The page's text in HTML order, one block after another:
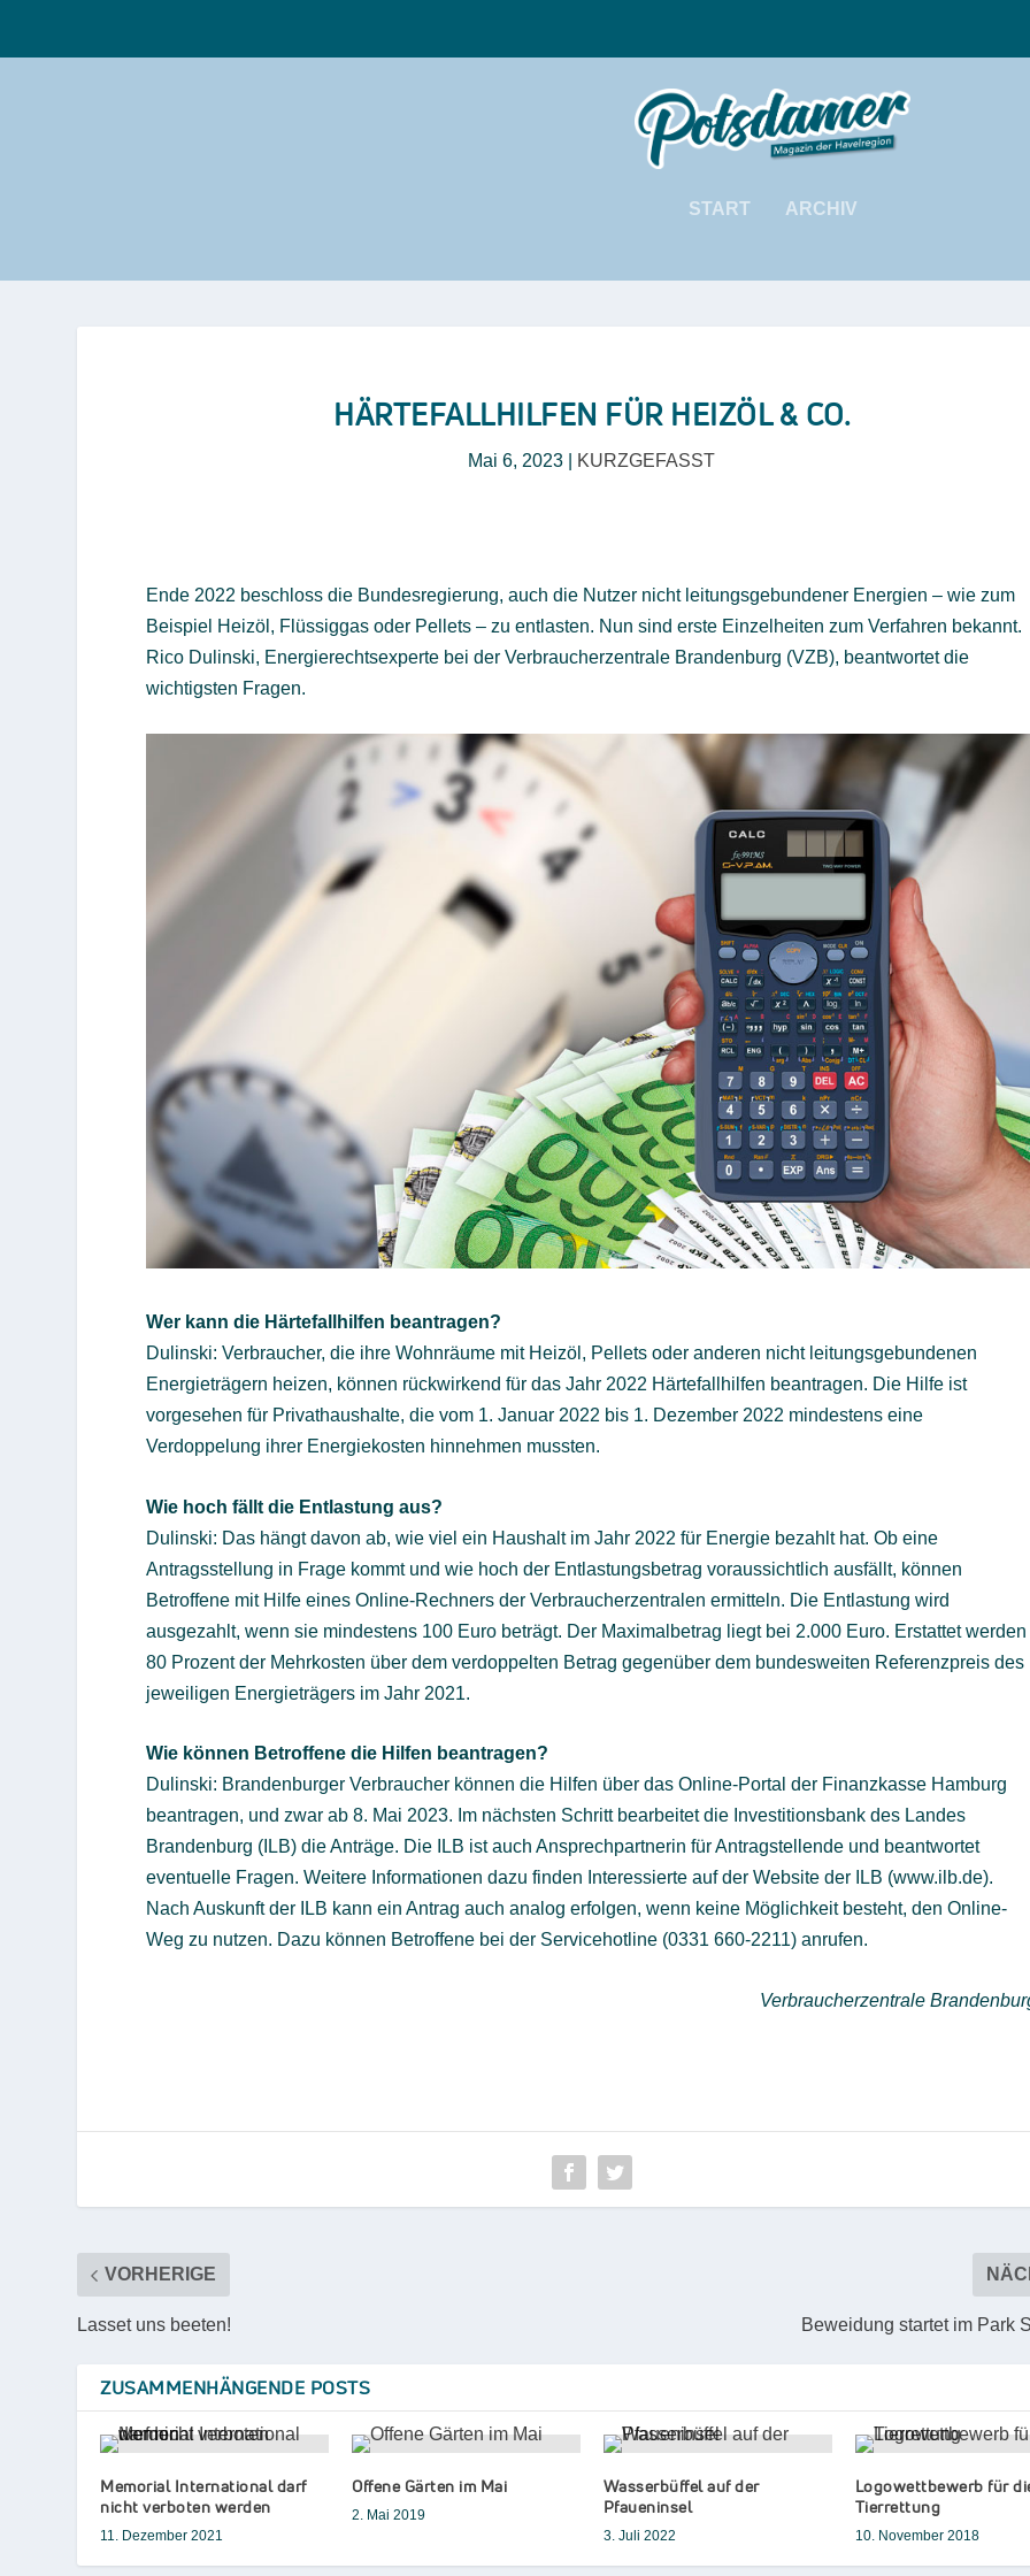
START ARCHIV
HÄRTEFALLHILFEN FÜR HEIZÖL & CO.
Mai 6, 2023 KURZGEFASST
Ende 2022 beschloss die Bundesregierung, auch die Nutzer nicht leitungsgebundener Energien – wie zum
Beispiel Heizöl, Flüssiggas oder Pellets – zu entlasten. Nun sind erste Einzelheiten zum Verfahren bekannt.
Rico Dulinski, Energierechtsexperte bei der Verbraucherzentrale Brandenburg (VZB), beantwortet die
wichtigsten Fragen.
Wer kann die Härtefallhilfen beantragen?
Dulinski: Verbraucher, die ihre Wohnräume mit Heizöl, Pellets oder anderen nicht leitungsgebundenen
Energieträgern heizen, können rückwirkend für das Jahr 2022 Härtefallhilfen beantragen. Die Hilfe ist
vorgesehen für Privathaushalte, die vom 1. Januar 2022 bis 1. Dezember 2022 mindestens eine
Verdoppelung ihrer Energiekosten hinnehmen mussten.
Wie hoch fällt die Entlastung aus?
Dulinski: Das hängt davon ab, wie viel ein Haushalt im Jahr 2022 für Energie bezahlt hat. Ob eine
Antragsstellung in Frage kommt und wie hoch der Entlastungsbetrag voraussichtlich ausfällt, können
Betroffene mit Hilfe eines Online-Rechners der Verbraucherzentralen ermitteln. Die Entlastung wird
ausgezahlt, wenn sie mindestens 100 Euro beträgt. Der Maximalbetrag liegt bei 2.000 Euro. Erstattet werden
80 Prozent der Mehrkosten über dem verdoppelten Betrag gegenüber dem bundesweiten Referenzpreis des
jeweiligen Energieträgers im Jahr 2021.
Wie können Betroffene die Hilfen beantragen?
Dulinski: Brandenburger Verbraucher können die Hilfen über das Online-Portal der Finanzkasse Hamburg
beantragen, und zwar ab 8. Mai 2023. Im nächsten Schritt bearbeitet die Investitionsbank des Landes
Brandenburg (ILB) die Anträge. Die ILB ist auch Ansprechpartnerin für Antragstellende und beantwortet
eventuelle Fragen. Weitere Informationen dazu finden Interessierte auf der Website der ILB (www.ilb.de).
Nach Auskunft der ILB kann ein Antrag auch analog erfolgen, wenn keine Möglichkeit besteht, den Online-
Weg zu nutzen. Dazu können Betroffene bei der Servicehotline (0331 660-2211) anrufen.
Verbraucherzentrale
VORHERIGE
Lasset uns beeten! Beweidung startet im Park
ZUSAMMENHÄNGENDE POSTS
Memorial International darf
nicht verboten werden
11. Dezember 2021
Offene Gärten im Mai
2. Mai 2019
Wasserbüffel auf der
Pfaueninsel
3. Juli 2022
Logowettbewerb für
Tierrettung
10. November 2018